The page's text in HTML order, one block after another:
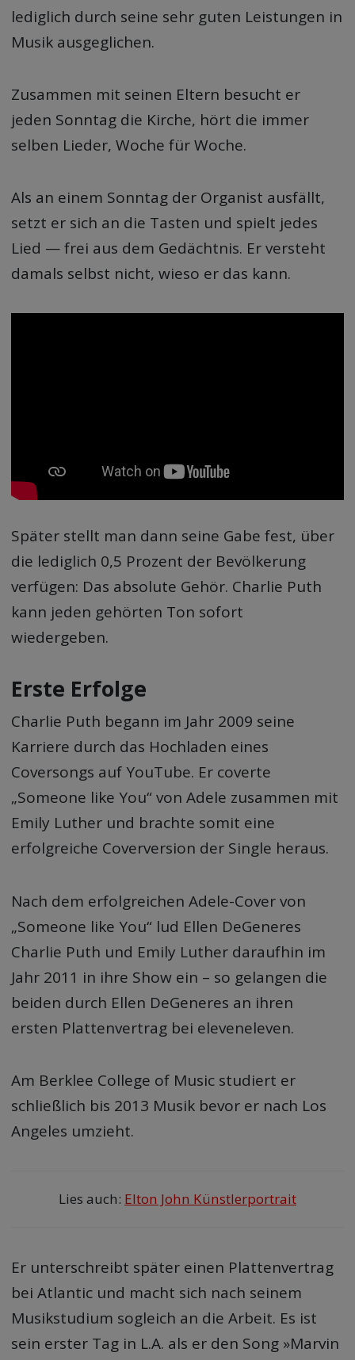
lediglich durch seine sehr guten Leistungen in
Musik ausgeglichen.
Zusammen mit seinen Eltern besucht er
jeden Sonntag die Kirche, hört die immer
selben Lieder, Woche für Woche.
Als an einem Sonntag der Organist ausfällt,
setzt er sich an die Tasten und spielt jedes
Lied — frei aus dem Gedächtnis. Er versteht
damals selbst nicht, wieso er das kann.
Später stellt man dann seine Gabe fest, über
die lediglich 0,5 Prozent der Bevölkerung
verfügen: Das absolute Gehör. Charlie Puth
kann jeden gehörten Ton sofort
wiedergeben.
Erste Erfolge
Charlie Puth begann im Jahr 2009 seine
Karriere durch das Hochladen eines
Coversongs auf YouTube. Er coverte
„Someone like You“ von Adele zusammen mit
Emily Luther und brachte somit eine
erfolgreiche Coverversion der Single heraus.
Nach dem erfolgreichen Adele-Cover von
„Someone like You“ lud Ellen DeGeneres
Charlie Puth und Emily Luther daraufhin im
Jahr 2011 in ihre Show ein – so gelangen die
beiden durch Ellen DeGeneres an ihren
ersten Plattenvertrag bei eleveneleven.
Am Berklee College of Music studiert er
schließlich bis 2013 Musik bevor er nach Los
Angeles umzieht.
Lies auch: Elton John Künstlerportrait
Er unterschreibt später einen Plattenvertrag
bei Atlantic und macht sich nach seinem
Musikstudium sogleich an die Arbeit. Es ist
sein erster Tag in L.A. als er den Song »Marvin